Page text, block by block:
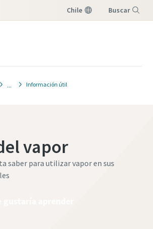
Chile Buscar
Información útil
vapor
saber para utilizar vapor en sus